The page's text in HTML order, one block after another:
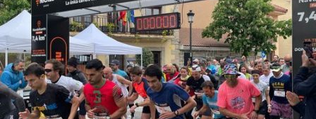
exclusión financiera en el medio rural
LA CARRERA DE 7,4
KILÓMETROS QUE QUIERE